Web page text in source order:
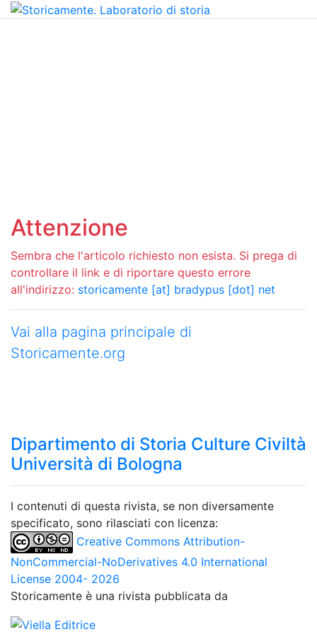
Attenzione
Sembra che l'articolo richiesto non esista. Si prega di
controllare il link e di riportare questo errore
all'indirizzo: storicamente [at] bradypus [dot] net
Vai alla pagina principale di
Storicamente.org
Dipartimento di Storia Culture Civiltà
Università di Bologna
I contenuti di questa rivista, se non diversamente
specificato, sono rilasciati con licenza:
Creative Commons Attribution-
NonCommercial-NoDerivatives 4.0 International
License 2004- 2026
Storicamente è una rivista pubblicata da